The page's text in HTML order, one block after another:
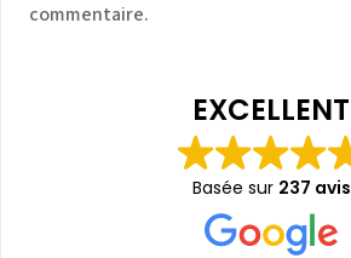
commentaire.
EXCELLENT
Basée sur 237 avis